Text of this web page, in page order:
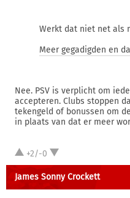
Werkt dat niet net als
Meer gegadigden en
Nee. PSV is verplicht om
accepteren. Clubs stoppen
tekengeld of bonussen om
in plaats van dat er meer
+2/-0
James Sonny Crockett